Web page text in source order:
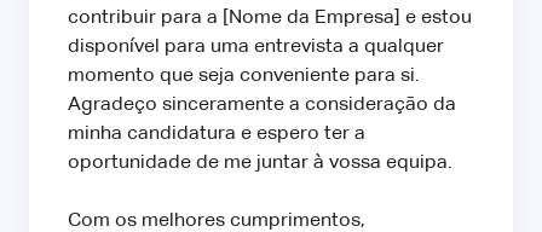
contribuir para a [Nome da Empresa] e estou
disponível para uma entrevista a qualquer
momento que seja conveniente para si.
Agradeço sinceramente a consideração da
minha candidatura e espero ter a
oportunidade de me juntar à vossa equipa.
Com os melhores cumprimentos,